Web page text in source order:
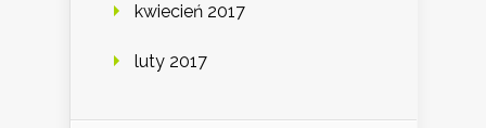
kwiecień 2017
luty 2017